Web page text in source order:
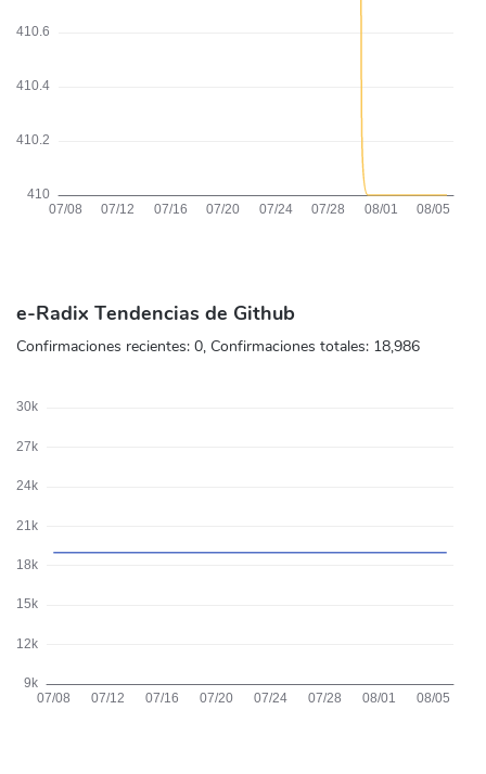
e-Radix Tendencias de Github
Confirmaciones recientes: 0, Confirmaciones totales: 18,986